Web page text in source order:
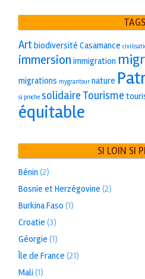
TAGS
Artbiodiversité Casamance
immersion immigration
migrations mygrantour nature
si proche solidaire Tourisme
équitable
SI LOIN SI
Bénin(2)
Bosnie et Herzégovine (2)
Burkina Faso (1)
Croatie (3)
Géorgie (1)
Île de France (21)
Mali(1)